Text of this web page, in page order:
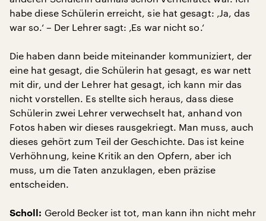
habe diese Schülerin erreicht, sie hat gesagt: ‚Ja, das
war so.‘ – Der Lehrer sagt: ‚Es war nicht so.‘
Die haben dann beide miteinander kommuniziert, der
eine hat gesagt, die Schülerin hat gesagt, es war nett
mit dir, und der Lehrer hat gesagt, ich kann mir das
nicht vorstellen. Es stellte sich heraus, dass diese
Schülerin zwei Lehrer verwechselt hat, anhand von
Fotos haben wir dieses rausgekriegt. Man muss, auch
dieses gehört zum Teil der Geschichte. Das ist keine
Verhöhnung, keine Kritik an den Opfern, aber ich
muss, um die Taten anzuklagen, eben präzise
entscheiden.
Scholl: Gerold Becker ist tot, man kann ihn nicht mehr